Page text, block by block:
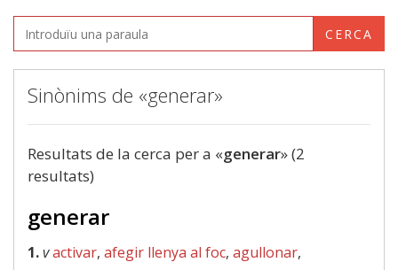
CERCA
Sinònims de «generar»
Resultats de la cerca per a «generar» (2
resultats)
generar
1.vactivar, afegir llenya al foc, agullonar,